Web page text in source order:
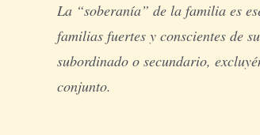
La “soberanía” de la familia es
familias fuertes y conscientes de
subordinado o secundario,
conjunto.